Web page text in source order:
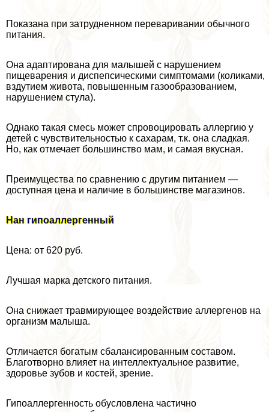
Показана при затрудненном переваривании обычного
питания.
Она адаптирована для малышей с нарушением
пищеварения и диспепсическими симптомами (коликами,
вздутием живота, повышенным газообразованием,
нарушением стула).
Однако такая смесь может спровоцировать аллергию у
детей с чувствительностью к сахарам, т.к. она сладкая.
Но, как отмечает большинство мам, и самая вкусная.
Преимущества по сравнению с другим питанием —
доступная цена и наличие в большинстве магазинов.
Нан гипоаллергенный
Цена: от 620 руб.
Лучшая марка детского питания.
Она снижает травмирующее воздействие аллергенов на
организм малыша.
Отличается богатым сбалансированным составом.
Благотворно влияет на интеллектуальное развитие,
здоровье зубов и костей, зрение.
Гипоаллергенность обусловлена частично